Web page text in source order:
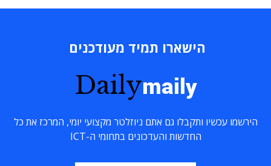
הישארו תמיד מעודכנים
Dailymaily
הירשמו עכשיו ותקבלו גם אתם ניוזלטר מקצועי יומי, המרכז את כל
החדשות והעדכונים בתחומי ה-ICT